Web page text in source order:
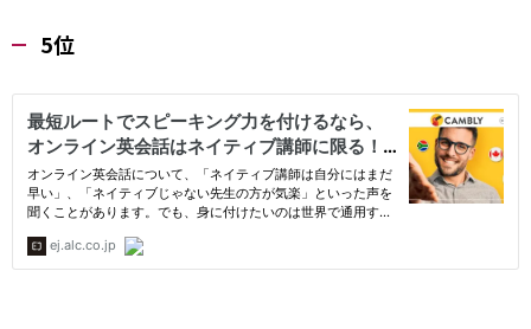
5位